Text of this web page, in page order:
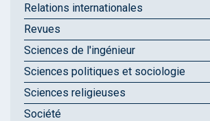
Relations internationales
Revues
Sciences de l'ingénieur
Sciences politiques et sociologie
Sciences religieuses
Société